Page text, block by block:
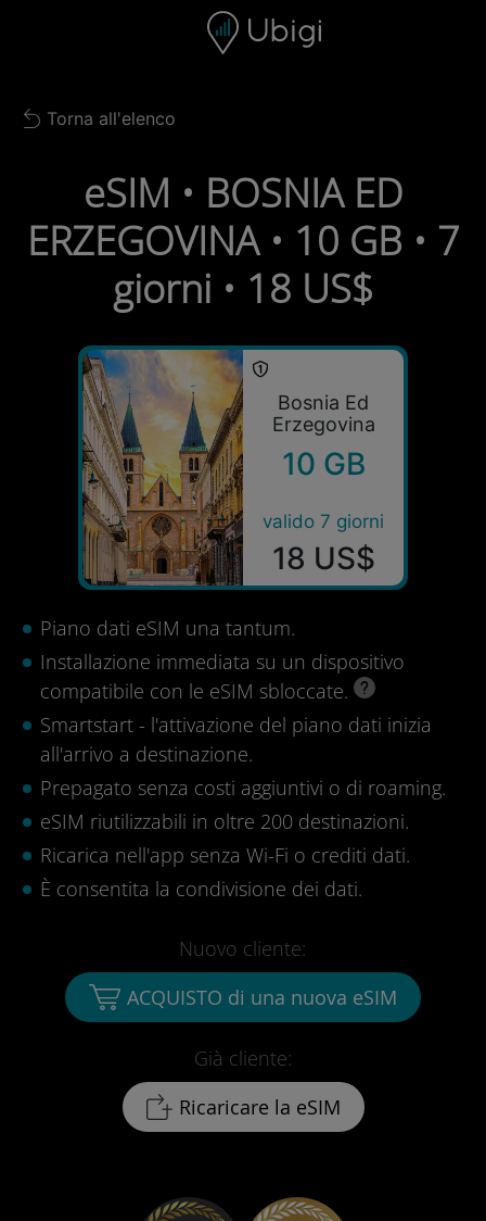
Barra di navigazione
Back to list
Torna all'elenco
eSIM • BOSNIA ED
ERZEGOVINA • 10 GB • 7
giorni • 18 US$
Bosnia Ed
Erzegovina
10 GB
valido 7 giorni
18 US$
Piano dati eSIM una tantum.
Installazione immediata su un dispositivo
compatibile con le eSIM sbloccate.
Smartstart - l'attivazione del piano dati inizia
all'arrivo a destinazione.
Prepagato senza costi aggiuntivi o di roaming.
eSIM riutilizzabili in oltre 200 destinazioni.
Ricarica nell'app senza Wi-Fi o crediti dati.
È consentita la condivisione dei dati.
Già cliente:
Ricaricare la eSIM
Nuovo cliente:
ACQUISTO di una nuova eSIM